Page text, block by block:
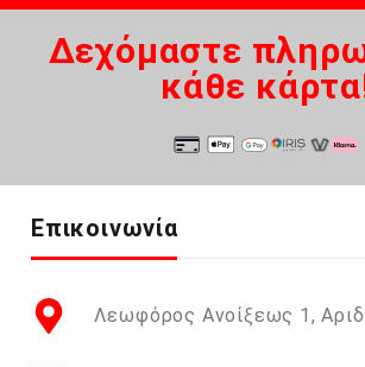
Δεχόμαστε
κάθε
Επικοινωνία
Λεωφόρος Ανοίξεως 1,